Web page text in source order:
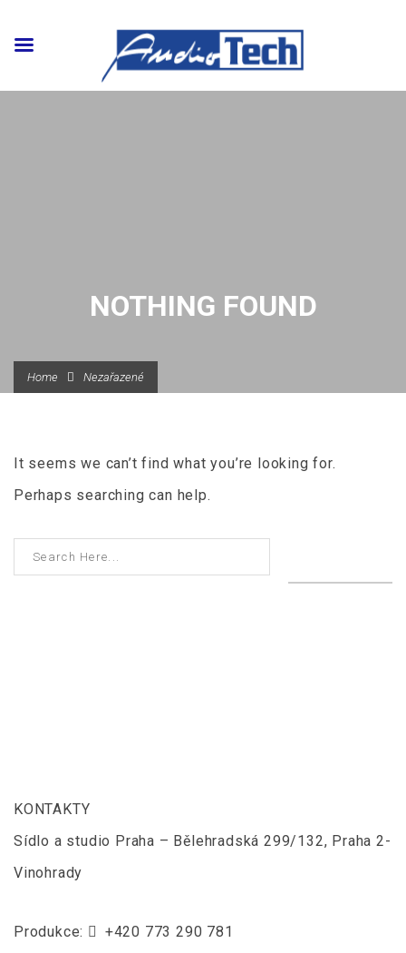
NOTHING FOUND
Home Nezařazené
It seems we can’t find what you’re looking for.
Perhaps searching can help.
KONTAKTY
Sídlo a studio Praha – Bělehradská 299/132, Praha 2-
Vinohrady
Produkce:
+420 773 290 781